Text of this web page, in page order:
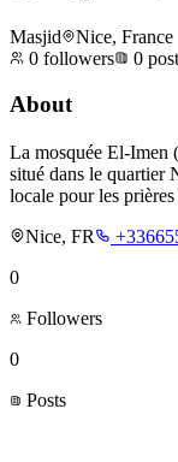
Masjid
Nice, France
0 followers 0
About
La mosquée El-Imen (مسجد الإيمان) est un lieu de culte musulman
situé dans le quartier
locale pour les
Nice, FR
0
Followers
0
Posts